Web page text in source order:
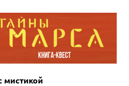
мистикой